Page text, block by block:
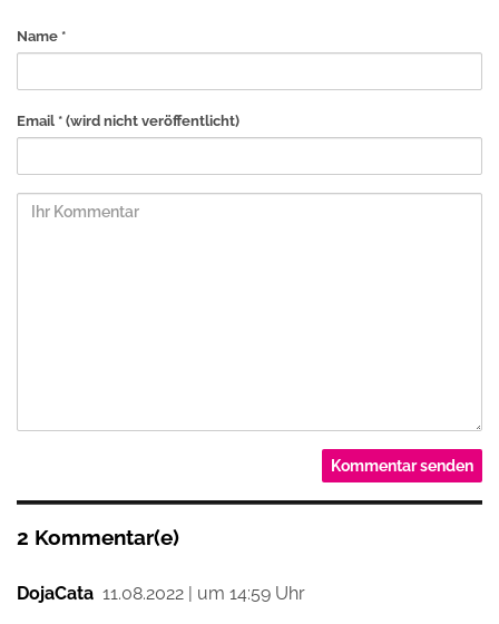
Name *
Email * (wird nicht veröffentlicht)
2 Kommentar(e)
DojaCata 11.08.2022 | um 14:59 Uhr